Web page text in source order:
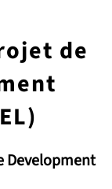
de
Development